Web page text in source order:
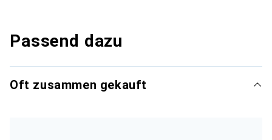
Passend dazu
Oft zusammen gekauft